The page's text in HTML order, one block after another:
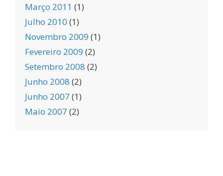
Março 2011 (1)
Julho 2010 (1)
Novembro 2009 (1)
Fevereiro 2009 (2)
Setembro 2008 (2)
Junho 2008 (2)
Junho 2007 (1)
Maio 2007 (2)